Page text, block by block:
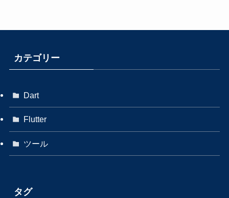
カテゴリー
Dart
Flutter
ツール
タグ